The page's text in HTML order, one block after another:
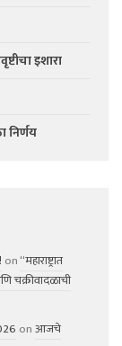
इशारा
निर्णय
on“महाराष्ट्रात
चक्रीवादळाची
onआजचे